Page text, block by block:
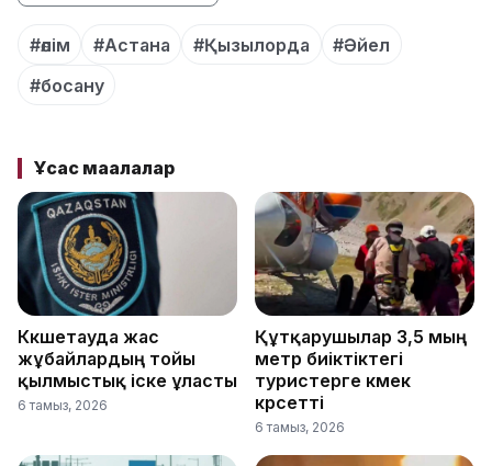
#өлім #Астана #Қызылорда
#Әйел
#босану
Ұқсас мақалалар
Көкшетауда жас
жұбайлардың тойы
қылмыстық іске ұласты
6 тамыз, 2026
Құтқарушылар 3,5 мың
метр биіктіктегі
туристерге көмек
көрсетті
6 тамыз, 2026